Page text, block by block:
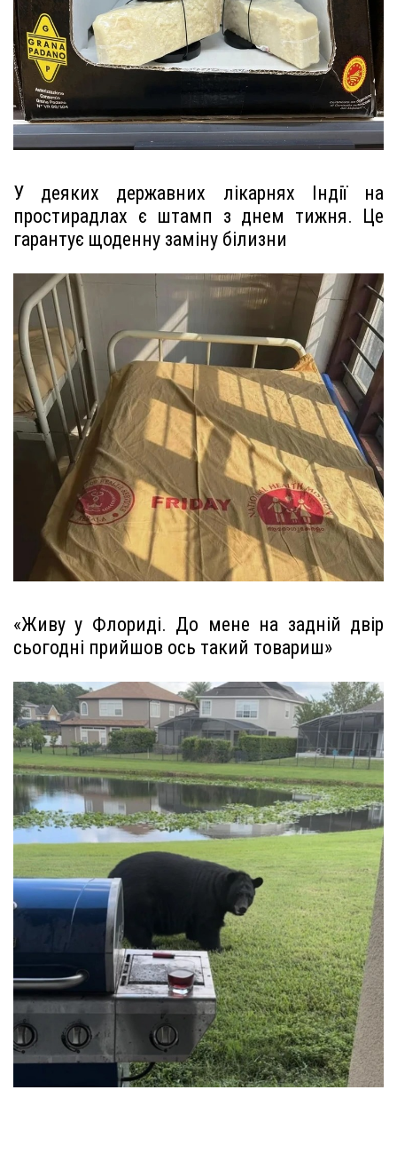
У деяких державних лікарнях Індії на
простирадлах є штамп з днем тижня. Це
гарантує щоденну заміну білизни
«Живу у Флориді. До мене на задній двір
сьогодні прийшов ось такий товариш»